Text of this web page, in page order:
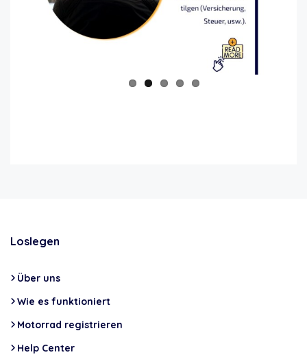
Loslegen
Über uns
Wie es funktioniert
Motorrad registrieren
Help Center